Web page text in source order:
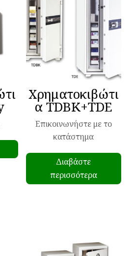
Αυτό
το
Χρηματοκιβώτι
α TDBK+TDE
Επικοινωνήστε με το
κατάστημα
Διαβάστε
περισσότερα